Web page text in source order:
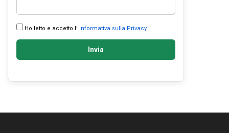
Ho letto e accetto l’ Informativa sulla Privacy
Invia